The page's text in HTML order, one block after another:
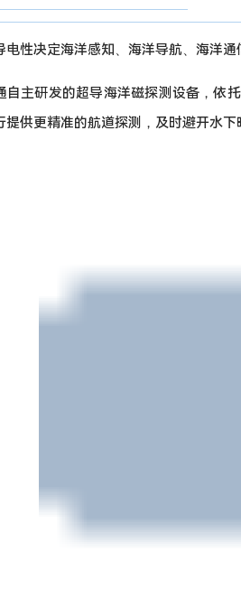
电性决定海洋感知、海洋导航、海洋通
自主研发的超导海洋磁探测设备，依
提供更精准的航道探测，及时避开水
着东海油气田开发加速，该技术还将